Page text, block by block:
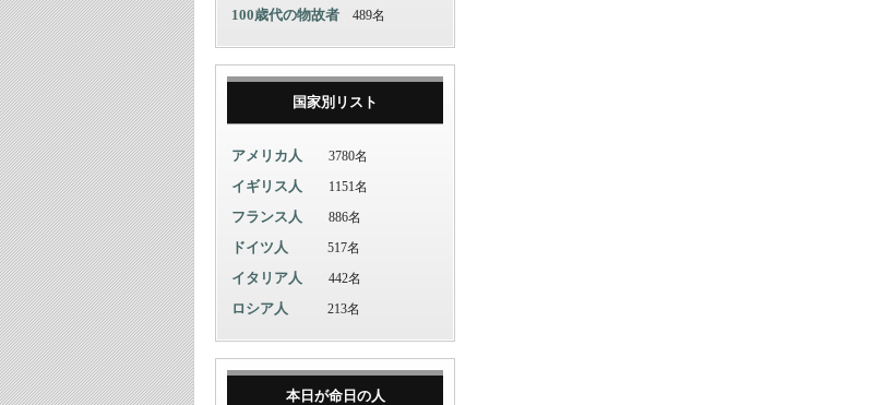
100歳代の物故者 489名
国家別リスト
アメリカ人 3780名
イギリス人 1151名
フランス人 886名
ドイツ人 517名
イタリア人 442名
ロシア人 213名
本日が命日の人